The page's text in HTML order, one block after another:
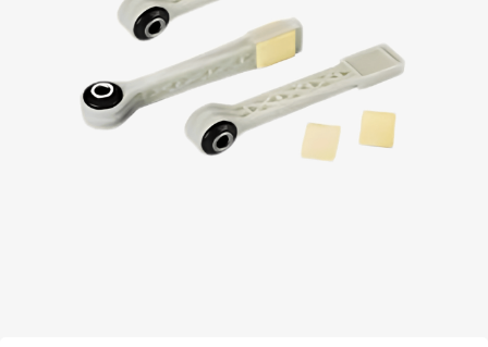
Elektrikli Süpürge
Fan
Fırın, Ocak ve Aspiratör
Kireç Önleme Ve Temizlik